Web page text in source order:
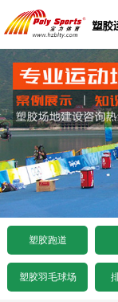
塑胶跑道
塑胶羽毛球场